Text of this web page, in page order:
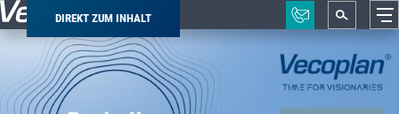
DIREKT ZUM INHALT
Pfadnavigation